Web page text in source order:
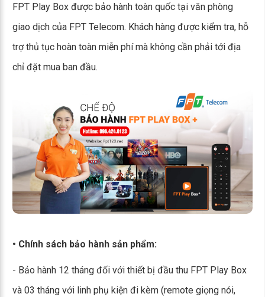
FPT Play Box được bảo hành toàn quốc tại văn phòng
giao dịch của FPT Telecom. Khách hàng được kiểm tra, hỗ
trợ thủ tục hoàn toàn miễn phí mà không cần phải tới địa
chỉ đặt mua ban đầu.
• Chính sách bảo hành sản phẩm:
- Bảo hành 12 tháng đối với thiết bị đầu thu FPT Play Box
và 03 tháng với linh phụ kiện đi kèm (remote giọng nói,